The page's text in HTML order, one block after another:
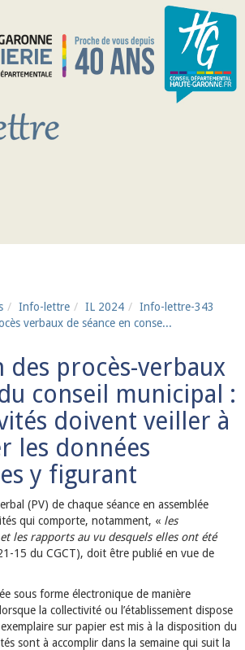
Info-lettre IL 2024
Info-lettre-343
verbaux de séance en conse...
des procès-verbaux
conseil municipal :
doivent veiller à
les données
y figurant
(PV) de chaque séance en assemblée
qui comporte, notamment, « les
les rapports au vu desquels elles ont été
15 du CGCT), doit être publié en vue de
sous forme électronique de manière
la collectivité ou l’établissement dispose
sur papier est mis à la disposition du
sont à accomplir dans la semaine qui suit la